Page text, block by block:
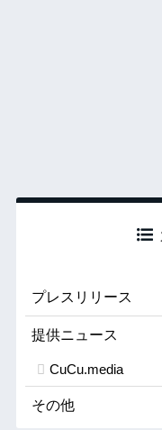
プレスリリース
提供ニュース
CuCu.media
その他